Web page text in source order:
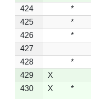
424
*
425
*
426
*
427
428
*
429
X
430
X *